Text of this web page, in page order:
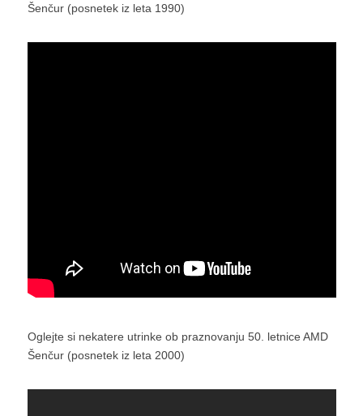
Šenčur (posnetek iz leta 1990)
Oglejte si nekatere utrinke ob praznovanju 50. letnice AMD
Šenčur (posnetek iz leta 2000)